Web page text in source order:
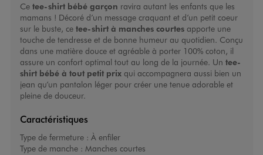
Ce tee-shirt bébé garçon ravira autant les enfants que les
mamans ! Décoré d’un message craquant et d’un petit coeur
sur le buste, ce tee-shirt à manches courtesapporte une
touche de tendresse et de bonne humeur au quotidien. Conçu
dans une matière douce et agréable à porter 100% coton, il
assure un confort optimal tout au long de la journée. Un tee-
shirt bébé à tout petit prixqui accompagnera aussi bien un
jean qu’un pantalon léger pour créer une tenue adorable et
pleine de douceur.
Caractéristiques
Type de fermeture : À enfiler
Type de manche : Manches courtes